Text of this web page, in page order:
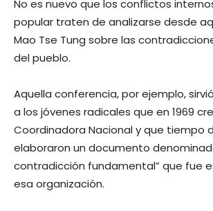
No es nuevo que los conflictos
popular traten de analizarse desde
Mao Tse Tung sobre las
del pueblo.
Aquella conferencia, por ejemplo,
a los jóvenes radicales que en 1969
Coordinadora Nacional y que tiempo
elaboraron un documento
contradicción fundamental” que fue
esa organización.